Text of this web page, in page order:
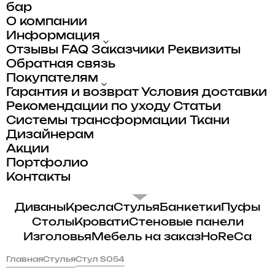
бар
О компании
Информация
Отзывы FAQ Заказчики Реквизиты
Обратная связь
Покупателям
Гарантия и возврат Условия доставки
Рекомендации по уходу Статьи
Системы трансформации
Ткани
Дизайнерам
Акции
Портфолио
Контакты
ДиваныКреслаСтульяБанкеткиПуфы
СтолыКроватиСтеновые панели
Изголовья Мебель на заказHoReCa
ГлавнаяСтульяСтул S054